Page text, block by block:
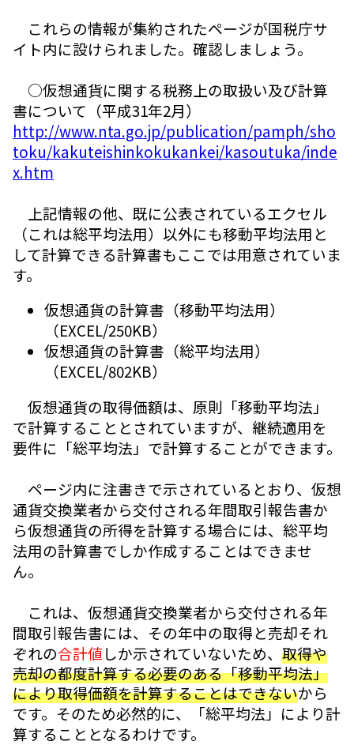
これらの情報が集約されたページが国税庁サ
イト内に設けられました。確認しましょう。
○仮想通貨に関する税務上の取扱い及び計算
書について（平成31年2月）
http://www.nta.go.jp/publication/pamph/sho
toku/kakuteishinkokukankei/kasoutuka/inde
x.htm
上記情報の他、既に公表されているエクセル
（これは総平均法用）以外にも移動平均法用と
して計算できる計算書もここでは用意されていま
す。
仮想通貨の計算書（移動平均法用）
（EXCEL/250KB）
仮想通貨の計算書（総平均法用）
（EXCEL/802KB）
仮想通貨の取得価額は、原則「移動平均法」
で計算することとされていますが、継続適用を
要件に「総平均法」で計算することができます。
ページ内に注書きで示されているとおり、仮想
通貨交換業者から交付される年間取引報告書か
ら仮想通貨の所得を計算する場合には、総平均
法用の計算書でしか作成することはできませ
ん。
これは、仮想通貨交換業者から交付される年
間取引報告書には、その年中の取得と売却それ
ぞれの合計値しか示されていないため、 取得や
売却の都度計算する必要のある「移動平均法」
により取得価額を計算することはできないから
です。そのため必然的に、「総平均法」により計
算することとなるわけです。